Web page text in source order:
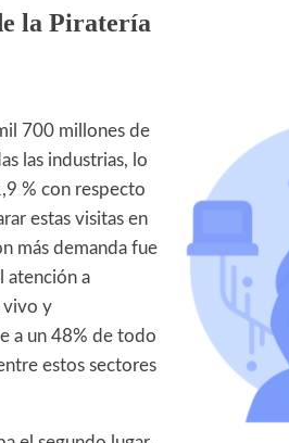
la Piratería
700 millones de
las industrias, lo
% con respecto
estas visitas en
más demanda fue
atención a
vivo y
a un 48% de todo
estos sectores